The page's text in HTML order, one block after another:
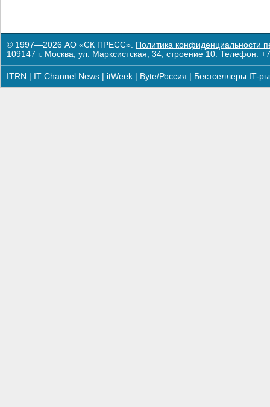
© 1997—2026 АО «СК ПРЕСС». Политика конфиденциальности
109147 г. Москва, ул. Марксистская, 34, строение 10. Телефон:
ITRN IT Channel News itWeek Byte/Россия Бестселлеры IT-